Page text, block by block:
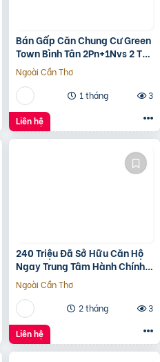
Bán Gấp Căn Chung Cư Green
Town Bình Tân 2Pn+1Nvs 2 Tỷ
2
Ngoài Cần Thơ
1 tháng
3
Liên hệ
240 Triệu Đã Sở Hữu Căn Hộ
Ngay Trung Tâm Hành Chính
Bình Tân
Ngoài Cần Thơ
2 tháng
3
Liên hệ